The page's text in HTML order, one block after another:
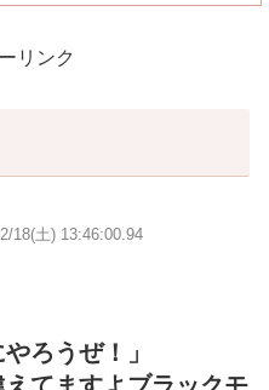
リンク
18(土) 13:46:00.94
ろうぜ！」